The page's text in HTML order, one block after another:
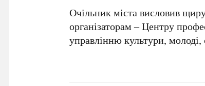
Очільник міста висловив
організаторам – Центру
управлінню культури,